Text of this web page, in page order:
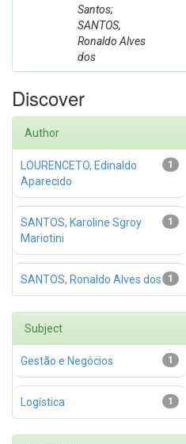
Santos;
SANTOS,
Ronaldo Alves
dos
Discover
Author
1
LOURENCETO, Edinaldo
Aparecido
1
SANTOS, Karoline Sgroy
Mariotini
1
SANTOS, Ronaldo Alves dos
Subject
1
Gestão e Negócios
1
Logística